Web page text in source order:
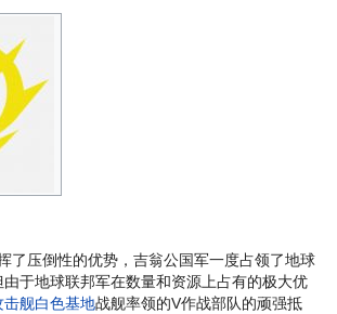
了压倒性的优势，吉翁公国军一度占领了地球
于地球联邦军在数量和资源上占有的极大优
击舰白色基地战舰率领的V作战部队的顽强抵